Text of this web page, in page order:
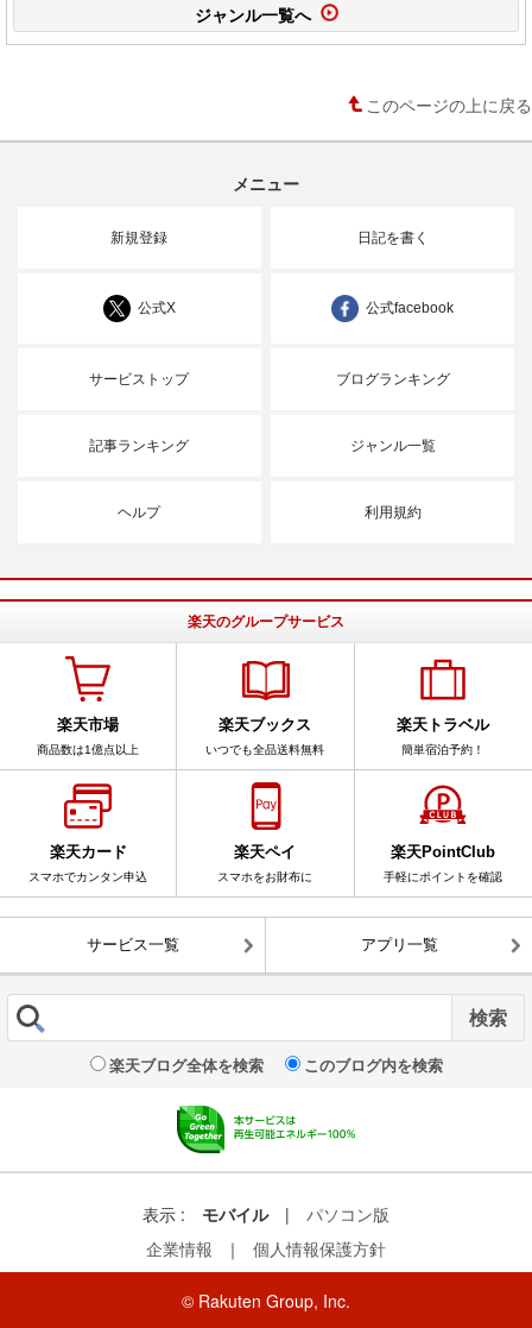
ジャンル一覧へ
このページの上に戻る
メニュー
新規登録 日記を書く
公式X 公式facebook
サービストップ ブログランキング
記事ランキング ジャンル一覧
ヘルプ 利用規約
楽天のグループサービス
楽天市場
商品数は1億点以上
楽天ブックス
いつでも全品送料無料
楽天トラベル
簡単宿泊予約！
楽天カード
スマホでカンタン申込
楽天ペイ
スマホをお財布に
楽天PointClub
手軽にポイントを確認
サービス一覧 アプリ一覧
楽天ブログ全体を検索 このブログ内を検索
表示 : モバイル |
パソコン版
企業情報
｜ 個人情報保護方針
© Rakuten Group, Inc.